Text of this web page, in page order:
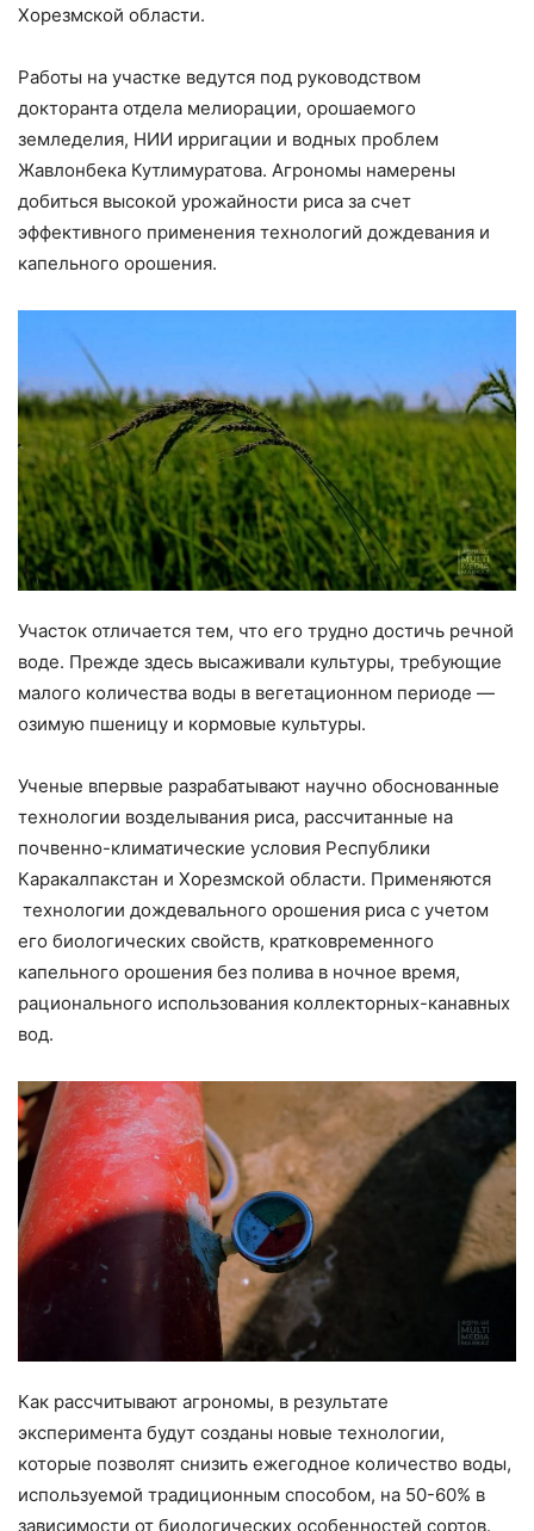
Хорезмской области.
Работы на участке ведутся под руководством
докторанта отдела мелиорации, орошаемого
земледелия, НИИ ирригации и водных проблем
Жавлонбека Кутлимуратова. Агрономы намерены
добиться высокой урожайности риса за счет
эффективного применения технологий дождевания и
капельного орошения.
Участок отличается тем, что его трудно достичь речной
воде. Прежде здесь высаживали культуры, требующие
малого количества воды в вегетационном периоде —
озимую пшеницу и кормовые культуры.
Ученые впервые разрабатывают научно обоснованные
технологии возделывания риса, рассчитанные на
почвенно-климатические условия Республики
Каракалпакстан и Хорезмской области. Применяются
технологии дождевального орошения риса с учетом
его биологических свойств, кратковременного
капельного орошения без полива в ночное время,
рационального использования коллекторных-канавных
вод.
Как рассчитывают агрономы, в результате
эксперимента будут созданы новые технологии,
которые позволят снизить ежегодное количество воды,
используемой традиционным способом, на 50-60% в
зависимости от биологических особенностей сортов.